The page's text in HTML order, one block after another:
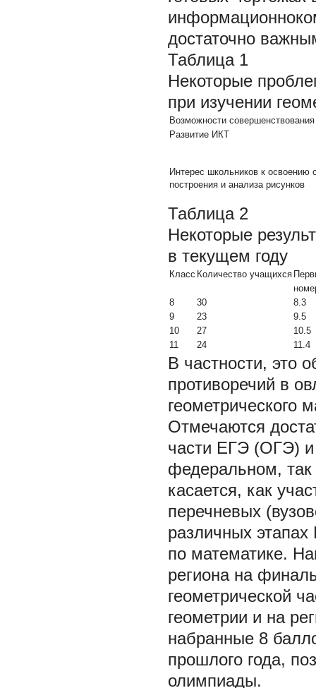
достаточно
Таблица 1
Некоторые
при изучении
Возможности
Развитие ИКТ
Интерес школьников к освоению
построения и анализа рисунков
Таблица 2
Некоторые
в текущем году
Класс Количество учащихся
8
30
8.3
9
23
9.5
10
27
10.5
11
24 11.4
В частности, это
противоречий в
геометрического
Отмечаются
части ЕГЭ (ОГЭ) и
федеральном, так
касается, как
перечневых
различных
по математике.
региона на
геометрической
геометрии и на
набранные 8
прошлого года,
олимпиады.